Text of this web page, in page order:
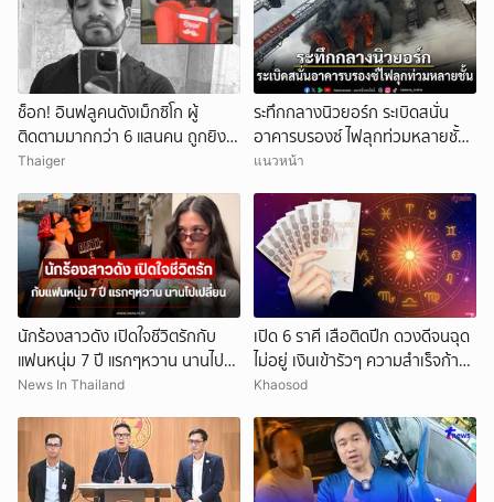
ช็อก! อินฟลูคนดังเม็กซิโก ผู้
ติดตามมากกว่า 6 แสนคน ถูกยิง
ดับกลางไลฟ์สด
Thaiger
ระทึกกลางนิวยอร์ก ระเบิดสนั่น
อาคารบรองซ์ ไฟลุกท่วมหลายชั้น
ดับ 1 ราย เจ็บอื้อ
แนวหน้า
นักร้องสาวดัง เปิดใจชีวิตรักกับ
แฟนหนุ่ม 7 ปี แรกๆหวาน นานไป
เปลี่ยน
News In Thailand
เปิด 6 ราศี เสือติดปีก ดวงดีจนฉุด
ไม่อยู่ เงินเข้ารัวๆ ความสำเร็จก้าว
กระโดด
Khaosod